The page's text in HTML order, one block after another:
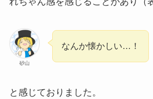
砂山
なんか懐かしい…！
と感じておりました。